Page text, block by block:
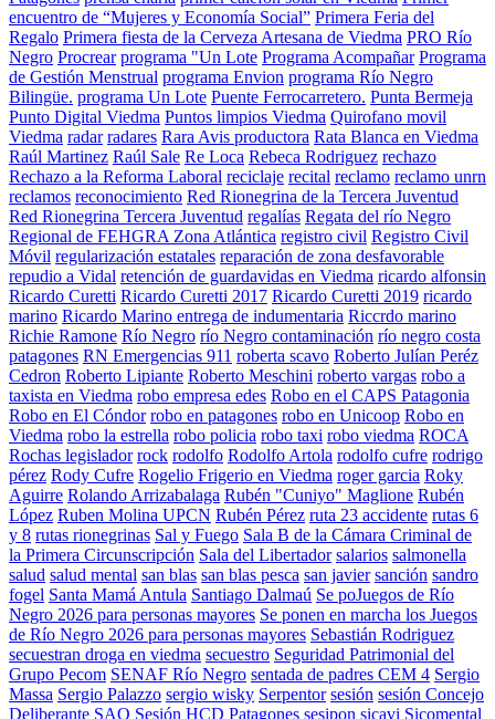
encuentro de “Mujeres y Economía Social” Primera Feria del
Regalo Primera fiesta de la Cerveza Artesana de Viedma PRO Río
Negro Procrear programa "Un Lote Programa Acompañar Programa
de Gestión Menstrual programa Envion programa Río Negro
Bilingüe. programa Un Lote Puente Ferrocarretero. Punta Bermeja
Punto Digital Viedma Puntos limpios Viedma Quirofano movil
Viedma radar radares Rara Avis productora Rata Blanca en Viedma
Raúl Martinez Raúl Sale Re Loca Rebeca Rodriguez rechazo
Rechazo a la Reforma Laboral reciclaje recital reclamo reclamo unrn
reclamos reconocimiento Red Rionegrina de la Tercera Juventud
Red Rionegrina Tercera Juventud regalías Regata del río Negro
Regional de FEHGRA Zona Atlántica registro civil Registro Civil
Móvil regularización estatales reparación de zona desfavorable
repudio a Vidal retención de guardavidas en Viedma ricardo alfonsin
Ricardo Curetti Ricardo Curetti 2017 Ricardo Curetti 2019 ricardo
marino Ricardo Marino entrega de indumentaria Riccrdo marino
Richie Ramone Río Negro río Negro contaminación río negro costa
patagones RN Emergencias 911 roberta scavo Roberto Julían Peréz
Cedron Roberto Lipiante Roberto Meschini roberto vargas robo a
taxista en Viedma robo empresa edes Robo en el CAPS Patagonia
Robo en El Cóndor robo en patagones robo en Unicoop Robo en
Viedma robo la estrella robo policia robo taxi robo viedma ROCA
Rochas legislador rock rodolfo Rodolfo Artola rodolfo cufre rodrigo
pérez Rody Cufre Rogelio Frigerio en Viedma roger garcia Roky
Aguirre Rolando Arrizabalaga Rubén "Cuniyo" Maglione Rubén
López Ruben Molina UPCN Rubén Pérez ruta 23 accidente rutas 6
y 8 rutas rionegrinas Sal y Fuego Sala B de la Cámara Criminal de
la Primera Circunscripción Sala del Libertador salarios salmonella
salud salud mental san blas san blas pesca san javier sanción sandro
fogel Santa Mamá Antula Santiago Dalmaú Se poJuegos de Río
Negro 2026 para personas mayores Se ponen en marcha los Juegos
de Río Negro 2026 para personas mayores Sebastián Rodriguez
secuestran droga en viedma secuestro Seguridad Patrimonial del
Grupo Pecom SENAF Río Negro sentada de padres CEM 4 Sergio
Massa Sergio Palazzo sergio wisky Serpentor sesión sesión Concejo
Deliberante SAO Sesión HCD Patagones sesipon sicavi Sicomental